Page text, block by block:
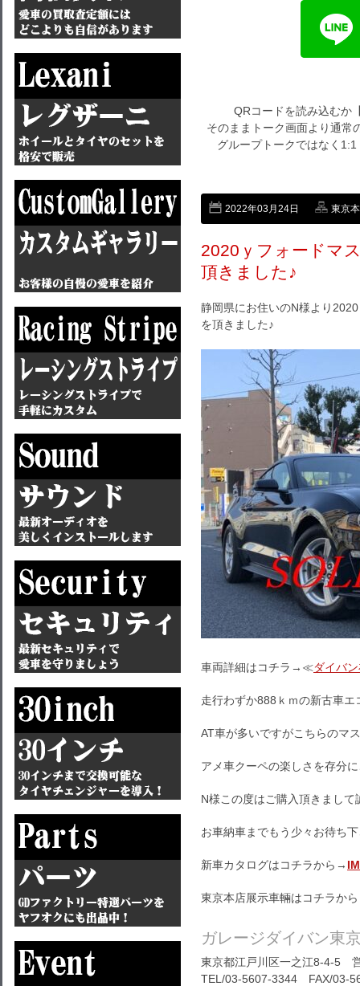
QRコードを読み込むか
そのままトーク画面より通常
グループトークではなく
2022年03月24日 東京
2020ｙフォードマ
頂きました♪
静岡県にお住いのN様より
を頂きました♪
車両詳細はコチラ→≪ダイバ
走行わずか888ｋｍの新古車エ
AT車が多いですがこちらのマ
アメ車クーペの楽しさを存分
N様この度はご購入頂きまし
お車納車までもう少々お待ち
新車カタログはコチラから→
東京本店展示車輛はコチラか
ガレージダイバン東
東京都江戸川区一之江8-4-5
TEL/03-5607-3344 FAX/03-